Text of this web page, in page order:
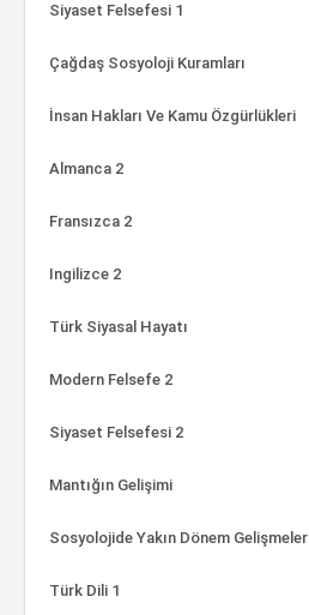
Siyaset Felsefesi 1
Çağdaş Sosyoloji Kuramları
İnsan Hakları Ve Kamu Özgürlükleri
Almanca 2
Fransızca 2
Ingilizce 2
Türk Siyasal Hayatı
Modern Felsefe 2
Siyaset Felsefesi 2
Mantığın Gelişimi
Sosyolojide Yakın Dönem Gelişmeler
Türk Dili 1